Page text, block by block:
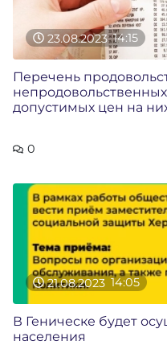
23.08.2023 14:15
Перечень
допустимых цен на
0
21.08.2023 14:05
В Геническе будет
населения